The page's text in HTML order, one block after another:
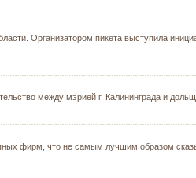
Организатором пикета выступила
между мэрией г. Калининграда и
фирм, что не самым лучшим образом